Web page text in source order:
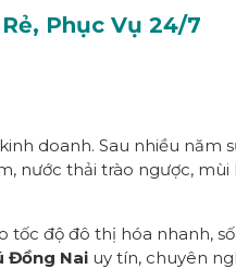
Phục Vụ 24/7
doanh. Sau nhiều năm
nước thải trào ngược, mùi
độ đô thị hóa nhanh,
Đồng Nai uy tín, chuyên